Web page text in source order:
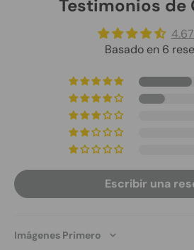
Testimonios de
Basado en 6
Escribir una
Sort by